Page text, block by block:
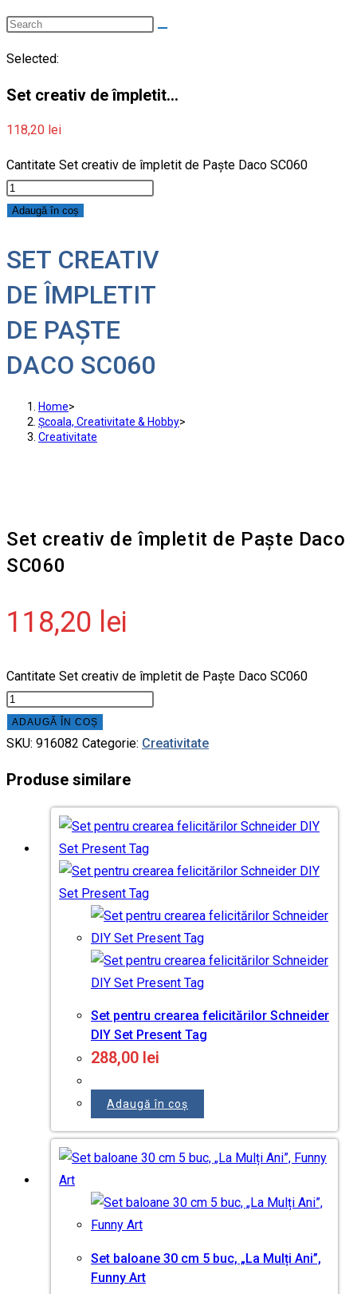
Selected:
Set creativ de împletit…
118,20 lei
Cantitate Set creativ de împletit de Paște Daco SC060
Adaugă în coș
SET CREATIV
DE ÎMPLETIT
DE PAȘTE
DACO SC060
Home>
Școala, Creativitate & Hobby>
Creativitate
Set creativ de împletit de Paște Daco
SC060
118,20 lei
Cantitate Set creativ de împletit de Paște Daco SC060
ADAUGĂ ÎN COȘ
SKU: 916082 Categorie: Creativitate
Produse similare
Set pentru crearea felicitărilor Schneider
DIY Set Present Tag
288,00 lei
Adaugă în coș
Set baloane 30 cm 5 buc, „La Mulți Ani”,
Funny Art